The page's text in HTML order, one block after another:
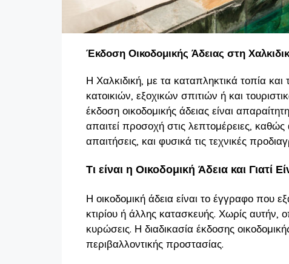
Έκδοση Οικοδομικής Άδειας στη
Η Χαλκιδική, με τα καταπληκτικά τοπία και
κατοικιών, εξοχικών σπιτιών ή και
έκδοση οικοδομικής άδειας είναι
απαιτεί προσοχή στις λεπτομέρειες,
απαιτήσεις, και φυσικά τις τεχνικές
Τι είναι η Οικοδομική Άδεια και Γιατί
Η οικοδομική άδεια είναι το έγγραφο που
κτιρίου ή άλλης κατασκευής. Χωρίς αυτήν,
κυρώσεις. Η διαδικασία έκδοσης
περιβαλλοντικής προστασίας.